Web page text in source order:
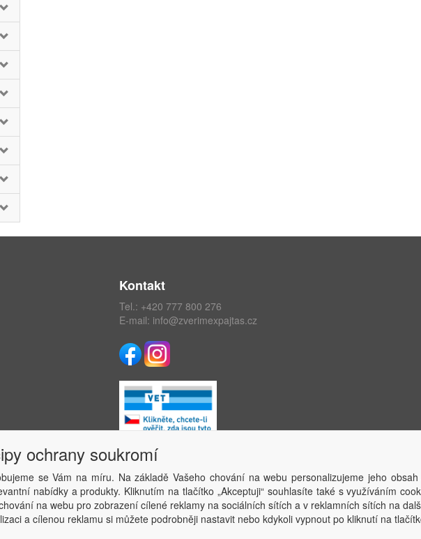
Kontakt
Tel.: +420 777 800 276
E-mail: info@zverimexpajtas.cz
Copyright © ABRA Software a.s. 2020
ochrany soukromí
se Vám na míru. Na základě Vašeho chování na webu personalizujeme jeho
nabídky a produkty. Kliknutím na tlačítko „Akceptuji“ souhlasíte také s využíváním
na webu pro zobrazení cílené reklamy na sociálních sítích a v reklamních sítích na
a cílenou reklamu si můžete podrobněji nastavit nebo kdykoli vypnout po kliknutí na